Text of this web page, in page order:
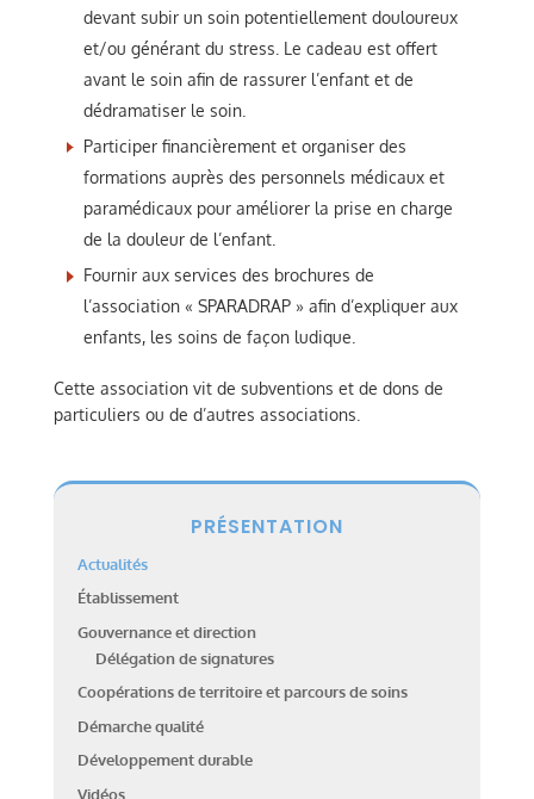
devant subir un soin potentiellement douloureux
et/ou générant du stress. Le cadeau est offert
avant le soin afin de rassurer l’enfant et de
dédramatiser le soin.
Participer financièrement et organiser des
formations auprès des personnels médicaux et
paramédicaux pour améliorer la prise en charge
de la douleur de l’enfant.
Fournir aux services des brochures de
l’association « SPARADRAP » afin d’expliquer aux
enfants, les soins de façon ludique.
Cette association vit de subventions et de dons de
particuliers ou de d’autres associations.
PRÉSENTATION
Actualités
Établissement
Gouvernance et direction
Délégation de signatures
Coopérations de territoire et parcours de soins
Démarche qualité
Développement durable
Vidéos